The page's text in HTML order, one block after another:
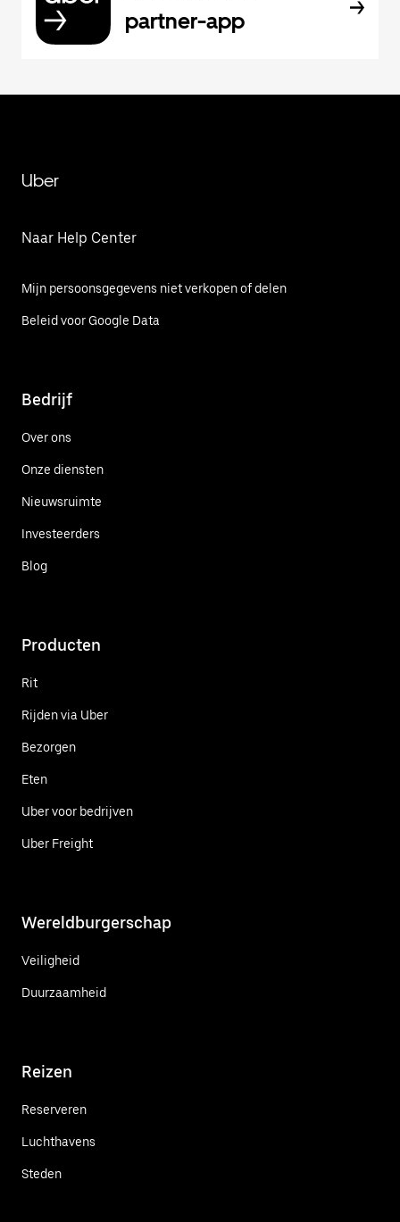
partner-app
Uber
Naar Help Center
Mijn persoonsgegevens niet verkopen of delen
Beleid voor Google Data
Bedrijf
Over ons
Onze diensten
Nieuwsruimte
Investeerders
Blog
Producten
Rit
Rijden via Uber
Bezorgen
Eten
Uber voor bedrijven
Uber Freight
Wereldburgerschap
Veiligheid
Duurzaamheid
Reizen
Reserveren
Luchthavens
Steden